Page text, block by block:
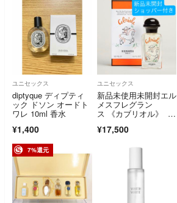
ユニセックス
diptyque ディプティ
ック ドソン オードト
ワレ 10ml 香水
¥1,400
ユニセックス
新品未使用未開封エル
メスフレグラン
ス 《カブリオル》 50
¥17,500
7%還元